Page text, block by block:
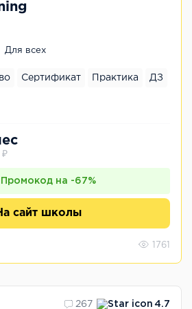
Для всех
Сертификат Практика ДЗ
₽
Промокод на -67%
сайт школы
1761
267 4.7